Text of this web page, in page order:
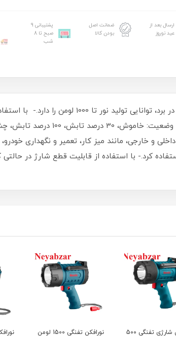
ارسال بعد از
عید نوروز
ضمانت اصل
بودن کالا
پشتیبانی 9
صبح تا 8
شب
- این نور افکن با استفاده از تراشه های با کیفیت
و خارجی، مانند میز کار، تعمیر و نگهداری خودرو،
کرد.- با استفاده از قابلیت قطع شارژ در حالتی
نورافکن شارژی تفنگی 500
نورافکن تفنگی 1500 لومن